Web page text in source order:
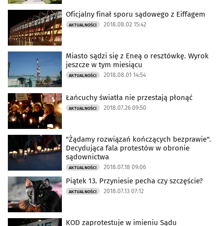
Oficjalny finał sporu sądowego z Eiffagem
AKTUALNOŚCI 2018.08.02 15:42
Miasto sądzi się z Eneą o resztówkę. Wyrok
jeszcze w tym miesiącu
AKTUALNOŚCI 2018.08.01 14:54
Łańcuchy światła nie przestają płonąć
AKTUALNOŚCI 2018.07.26 09:50
"Żądamy rozwiązań kończących bezprawie".
Decydująca fala protestów w obronie
sądownictwa
AKTUALNOŚCI 2018.07.18 09:06
Piątek 13. Przyniesie pecha czy szczęście?
AKTUALNOŚCI 2018.07.13 07:12
KOD zaprotestuje w imieniu Sądu